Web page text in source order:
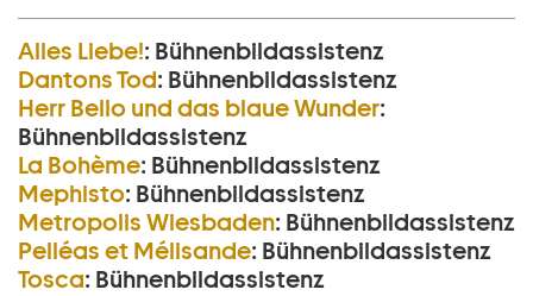
Alles Liebe!: Bühnenbildassistenz
Dantons Tod: Bühnenbildassistenz
Herr Bello und das blaue Wunder:
Bühnenbildassistenz
La Bohème: Bühnenbildassistenz
Mephisto: Bühnenbildassistenz
Metropolis Wiesbaden: Bühnenbildassistenz
Pelléas et Mélisande: Bühnenbildassistenz
Tosca: Bühnenbildassistenz